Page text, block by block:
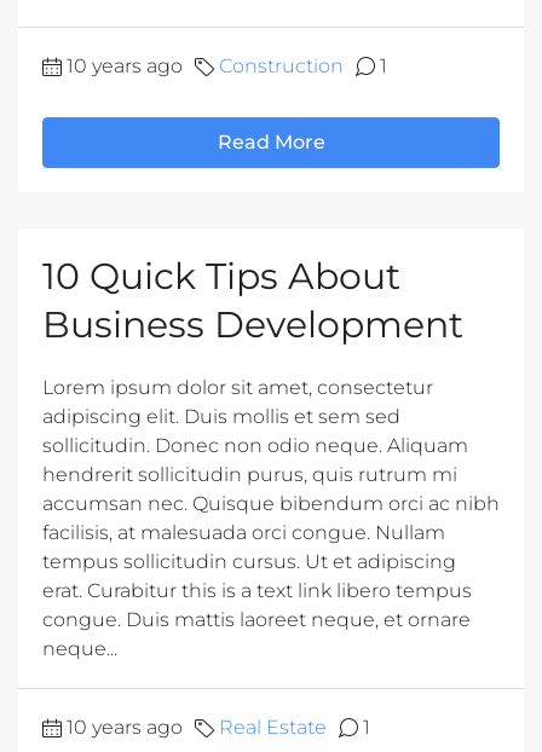
10 years ago Construction 1
Read More
10 Quick Tips About
Business Development
Lorem ipsum dolor sit amet, consectetur
adipiscing elit. Duis mollis et sem sed
sollicitudin. Donec non odio neque. Aliquam
hendrerit sollicitudin purus, quis rutrum mi
accumsan nec. Quisque bibendum orci ac nibh
facilisis, at malesuada orci congue. Nullam
tempus sollicitudin cursus. Ut et adipiscing
erat. Curabitur this is a text link libero tempus
congue. Duis mattis laoreet neque, et ornare
neque...
10 years ago Real Estate 1